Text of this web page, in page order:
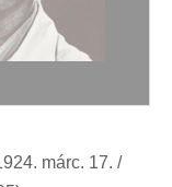
márc. 17. /